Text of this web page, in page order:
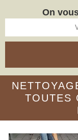
On
TOUTES